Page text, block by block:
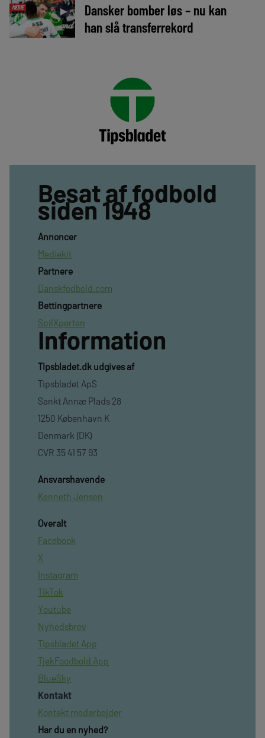
MEDIE ►
Dansker bomber løs – nu kan
han slå transferrekord
Besat af fodbold
siden 1948
Annoncer
Mediekit
Partnere
Danskfodbold.com
Bettingpartnere
SpilXperten
Information
TIpsbladet.dk udgives af
Tipsbladet ApS
Sankt Annæ Plads 28
1250 København K
Denmark (DK)
CVR 35 41 57 93
Ansvarshavende
Kenneth Jensen
Overalt
Facebook
X
Instagram
TikTok
Youtube
Nyhedsbrev
Tipsbladet App
TjekFoodbold App
BlueSky
Kontakt
Kontakt medarbejder
Har du en nyhed?